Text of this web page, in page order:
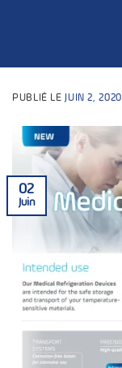
PUBLIÉ LEJUIN 2, 2020
02
Juin